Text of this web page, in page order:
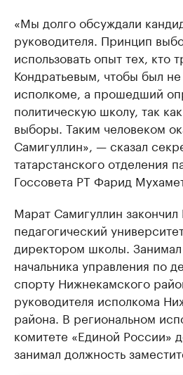
«Мы долго обсуждали
руководителя. Принцип
использовать опыт тех, кто
Кондратьевым, чтобы был
исполкоме, а прошедший
политическую школу, так
выборы. Таким человеком
Самигуллин», — сказал
татарстанского отделения
Госсовета РТ Фарид
Марат Самигуллин закончил
педагогический
директором школы.
начальника управления по
спорту Нижнекамского
руководителя исполкома
района. В региональном
комитете «Единой России»
занимал должность